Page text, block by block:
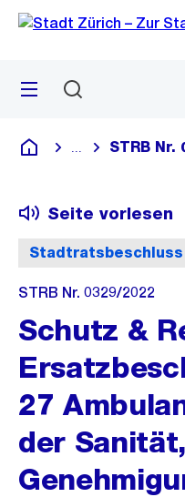
Navigation
Sprunglink
Menü
Deutsch
Blende alle
STRB Nr.
Stadtratsbeschluss
Seite vorlesen
STRB Nr. 0329/2022
Schutz &
27
der Sanität,